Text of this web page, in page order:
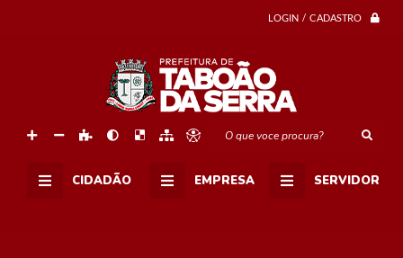
LOGIN / CADASTRO
O que voce procura?
CIDADÃO EMPRESA SERVIDOR